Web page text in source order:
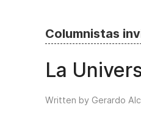
Columnistas
La
Written by Gerardo